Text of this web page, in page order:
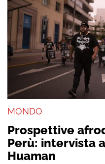
MONDO
Prospettive
Perù: intervista
Huaman